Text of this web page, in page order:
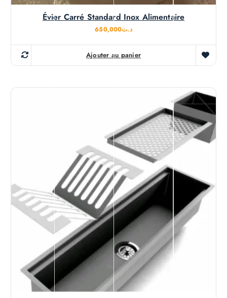
Évier Carré Standard Inox Alimentaire
د.ت650,000
Ajouter au panier